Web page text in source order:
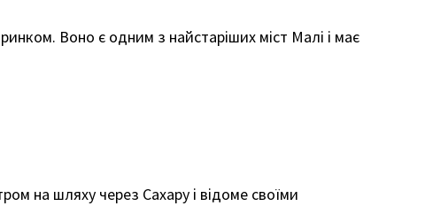
Воно є одним з найстаріших міст Малі і має
на шляху через Сахару і відоме своїми